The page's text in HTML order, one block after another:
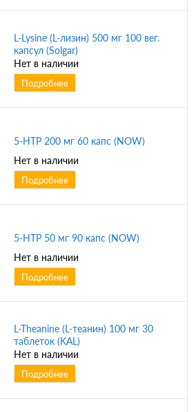
L-Lysine (L-лизин) 500 мг 100 вег.
капсул (Solgar)
Нет в наличии
Подробнее
5-HTP 200 мг 60 капс (NOW)
Нет в наличии
Подробнее
5-HTP 50 мг 90 капс (NOW)
Нет в наличии
Подробнее
L-Theanine (L-теанин) 100 мг 30
таблеток (KAL)
Нет в наличии
Подробнее